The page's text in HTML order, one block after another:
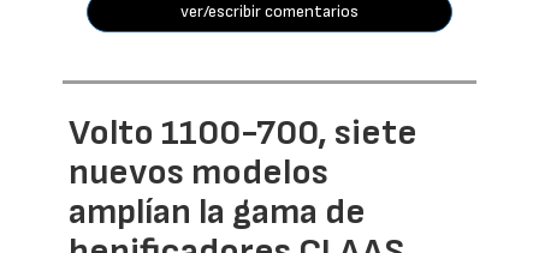
ver/escribir comentarios
Volto 1100-700, siete
nuevos modelos
amplían la gama de